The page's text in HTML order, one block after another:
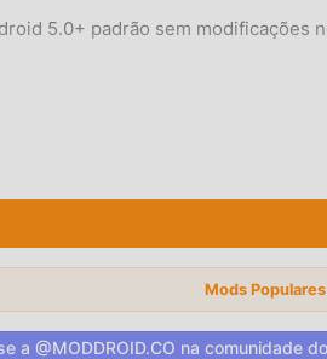
5.0+ padrão sem modificações
e películas nos vidros para dar ao
de escapamento para aumentar a
Mods
a @MODDROID.CO na comunidade do